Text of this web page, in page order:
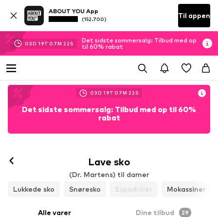
ABOUT YOU App
(152.700) Til appen
03D 19T 07M 21 S
Det sidste sommersalg: Tilbud med op
til 60% rabat
03D 19T 07M 21 S
Det sidste sommersalg: Tilbud med op til 60%
rabat
Lave sko
(Dr. Martens) til damer
Lukkede sko
Snøresko Espadriller Mokassiner
Alle varer Dine tilbud 29